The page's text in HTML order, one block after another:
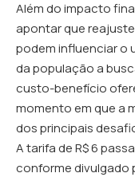
Além do impacto
apontar que
podem influenciar o
da população a
custo-benefício
momento em que a
dos principais
A tarifa de R$ 6
conforme divulgado